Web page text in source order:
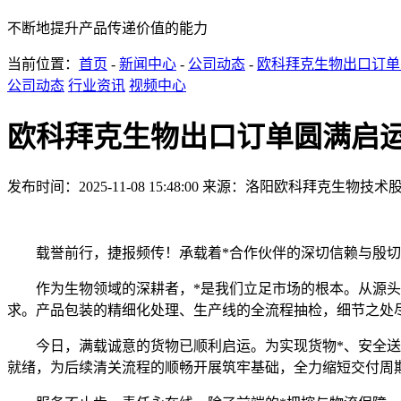
不断地提升产品传递价值的能力
当前位置： 首页 - 新闻中心 - 公司动态 - 欧科拜克生物出口订
公司动态 行业资讯 视频中心
欧科拜克生物出口订单圆满启
发布时间：2025-11-08 15:48:00 来源：洛阳欧科拜克生物技术
载誉前行，捷报频传！承载着*合作伙伴的深切信赖与殷
作为生物领域的深耕者，*是我们立足市场的根本。从源
求。产品包装的精细化处理、生产线的全流程抽检，细节之
今日，满载诚意的货物已顺利启运。为实现货物*、安全
就绪，为后续清关流程的顺畅开展筑牢基础，全力缩短交付周